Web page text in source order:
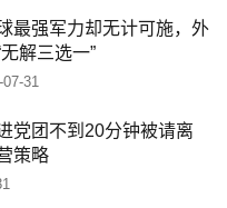
最强军力却无计可施，外
解三选一”
31
党团不到20分钟被请离
策略